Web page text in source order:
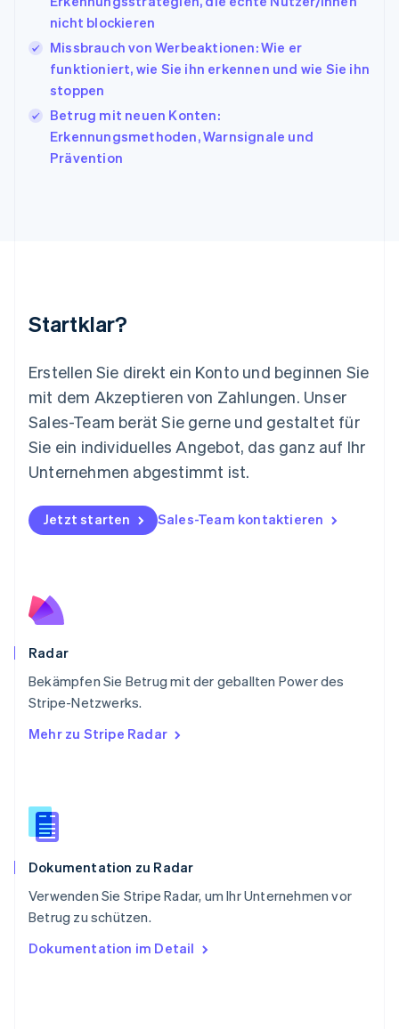
nicht blockieren
Missbrauch von Werbeaktionen: Wie er
funktioniert, wie Sie ihn erkennen und wie Sie ihn
stoppen
Betrug mit neuen Konten:
Erkennungsmethoden, Warnsignale und
Prävention
Startklar?
Erstellen Sie direkt ein Konto und beginnen Sie
mit dem Akzeptieren von Zahlungen. Unser
Sales-Team berät Sie gerne und gestaltet für
Sie ein individuelles Angebot, das ganz auf Ihr
Unternehmen abgestimmt ist.
Jetzt starten Sales-Team kontaktieren
Radar
Bekämpfen Sie Betrug mit der geballten Power des
Stripe-Netzwerks.
Mehr zu Stripe Radar
Dokumentation zu Radar
Verwenden Sie Stripe Radar, um Ihr Unternehmen vor
Betrug zu schützen.
Dokumentation im Detail
EnglishFrançais
Kroatien
EnglishItaliano
Lettland
English
Liechtenstein
DeutschEnglish
Litauen
Español English
Niederlande
NederlandsEnglish
English
Österreich
Deutsch
Polen
Portugal
PortuguêsEnglish
Svenska
Schweiz
Singapur
English简体中文
Slowakei
Slowenien
English
Spanien
Thailand
Tschechische Republik
English
English